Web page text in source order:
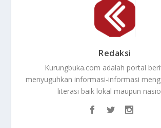
Redaksi
Kurungbuka.com adalah portal
menyuguhkan informasi-informasi
literasi baik lokal maupun